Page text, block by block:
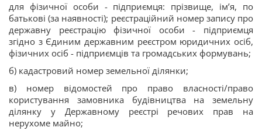
для фізичної особи - підприємця: прізвище, ім’я, по
батькові (за наявності); реєстраційний номер запису про
державну реєстрацію фізичної особи - підприємця
згідно з Єдиним державним реєстром юридичних осіб,
фізичних осіб - підприємців та громадських формувань;
б) кадастровий номер земельної ділянки;
в) номер відомостей про право власності/право
користування замовника будівництва на земельну
ділянку у Державному реєстрі речових прав на
нерухоме майно;